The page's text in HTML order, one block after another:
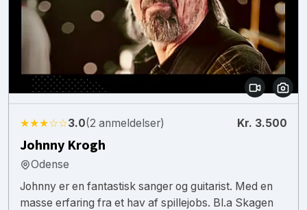
★★★☆☆3.0(2 anmeldelser) Kr. 3.500
Johnny Krogh
Odense
Johnny er en fantastisk sanger og guitarist. Med en
masse erfaring fra et hav af spillejobs. Bl.a Skagen